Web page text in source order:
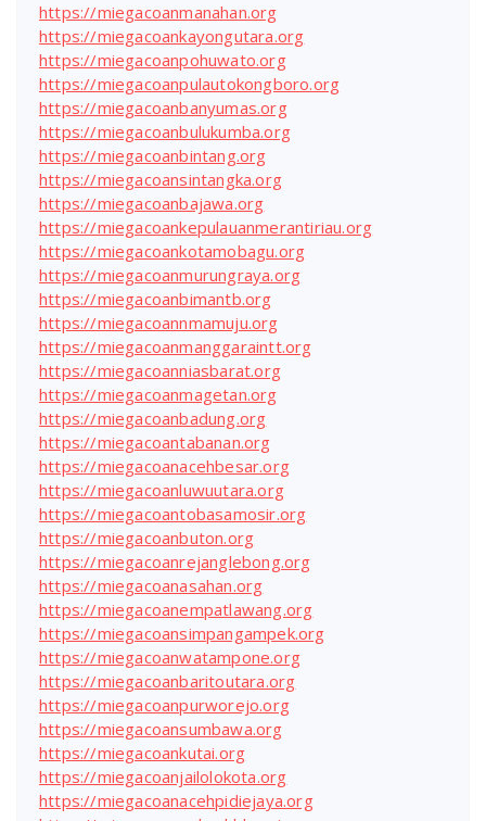
https://miegacoanmanahan.org
https://miegacoankayongutara.org
https://miegacoanpohuwato.org
https://miegacoanpulautokongboro.org
https://miegacoanbanyumas.org
https://miegacoanbulukumba.org
https://miegacoanbintang.org
https://miegacoansintangka.org
https://miegacoanbajawa.org
https://miegacoankepulauanmerantiriau.org
https://miegacoankotamobagu.org
https://miegacoanmurungraya.org
https://miegacoanbimantb.org
https://miegacoannmamuju.org
https://miegacoanmanggaraintt.org
https://miegacoanniasbarat.org
https://miegacoanmagetan.org
https://miegacoanbadung.org
https://miegacoantabanan.org
https://miegacoanacehbesar.org
https://miegacoanluwuutara.org
https://miegacoantobasamosir.org
https://miegacoanbuton.org
https://miegacoanrejanglebong.org
https://miegacoanasahan.org
https://miegacoanempatlawang.org
https://miegacoansimpangampek.org
https://miegacoanwatampone.org
https://miegacoanbaritoutara.org
https://miegacoanpurworejo.org
https://miegacoansumbawa.org
https://miegacoankutai.org
https://miegacoanjailolokota.org
https://miegacoanacehpidiejaya.org